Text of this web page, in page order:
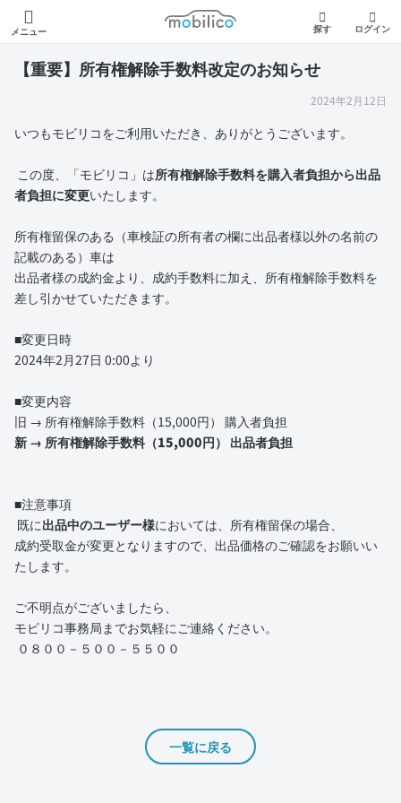
メニュー
モビリコ
探す ログイン
【重要】所有権解除手数料改定のお知らせ
2024年2月12日
いつもモビリコをご利用いただき、ありがとうございます。
この度、「モビリコ」は所有権解除手数料を購入者負担から出品
者負担に変更いたします。
所有権留保のある（車検証の所有者の欄に出品者様以外の名前の
記載のある）車は
出品者様の成約金より、成約手数料に加え、所有権解除手数料を
差し引かせていただきます。
■変更日時
2024年2月27日 0:00より
■変更内容
旧 → 所有権解除手数料（15,000円） 購入者負担
新 → 所有権解除手数料（15,000円） 出品者負担
■注意事項
既に出品中のユーザー様においては、所有権留保の場合、
成約受取金が変更となりますので、出品価格のご確認をお願いい
たします。
ご不明点がございましたら、
モビリコ事務局までお気軽にご連絡ください。
０８００－５００－５５００
一覧に戻る